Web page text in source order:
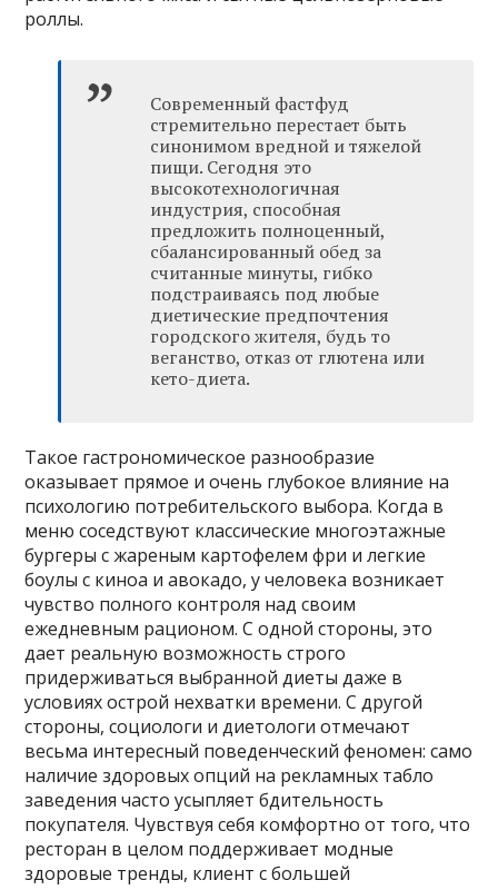
роллы.
Современный фастфуд
стремительно перестает быть
синонимом вредной и тяжелой
пищи. Сегодня это
высокотехнологичная
индустрия, способная
предложить полноценный,
сбалансированный обед за
считанные минуты, гибко
подстраиваясь под любые
диетические предпочтения
городского жителя, будь то
веганство, отказ от глютена или
кето-диета.
Такое гастрономическое разнообразие
оказывает прямое и очень глубокое влияние на
психологию потребительского выбора. Когда в
меню соседствуют классические многоэтажные
бургеры с жареным картофелем фри и легкие
боулы с киноа и авокадо, у человека возникает
чувство полного контроля над своим
ежедневным рационом. С одной стороны, это
дает реальную возможность строго
придерживаться выбранной диеты даже в
условиях острой нехватки времени. С другой
стороны, социологи и диетологи отмечают
весьма интересный поведенческий феномен: само
наличие здоровых опций на рекламных табло
заведения часто усыпляет бдительность
покупателя. Чувствуя себя комфортно от того, что
ресторан в целом поддерживает модные
здоровые тренды, клиент с большей